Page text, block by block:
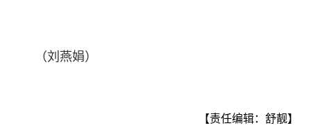
（刘燕娟）
【责任编辑：舒靓】